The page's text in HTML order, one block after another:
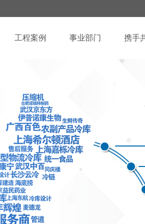
工程案例 事业部门 携手